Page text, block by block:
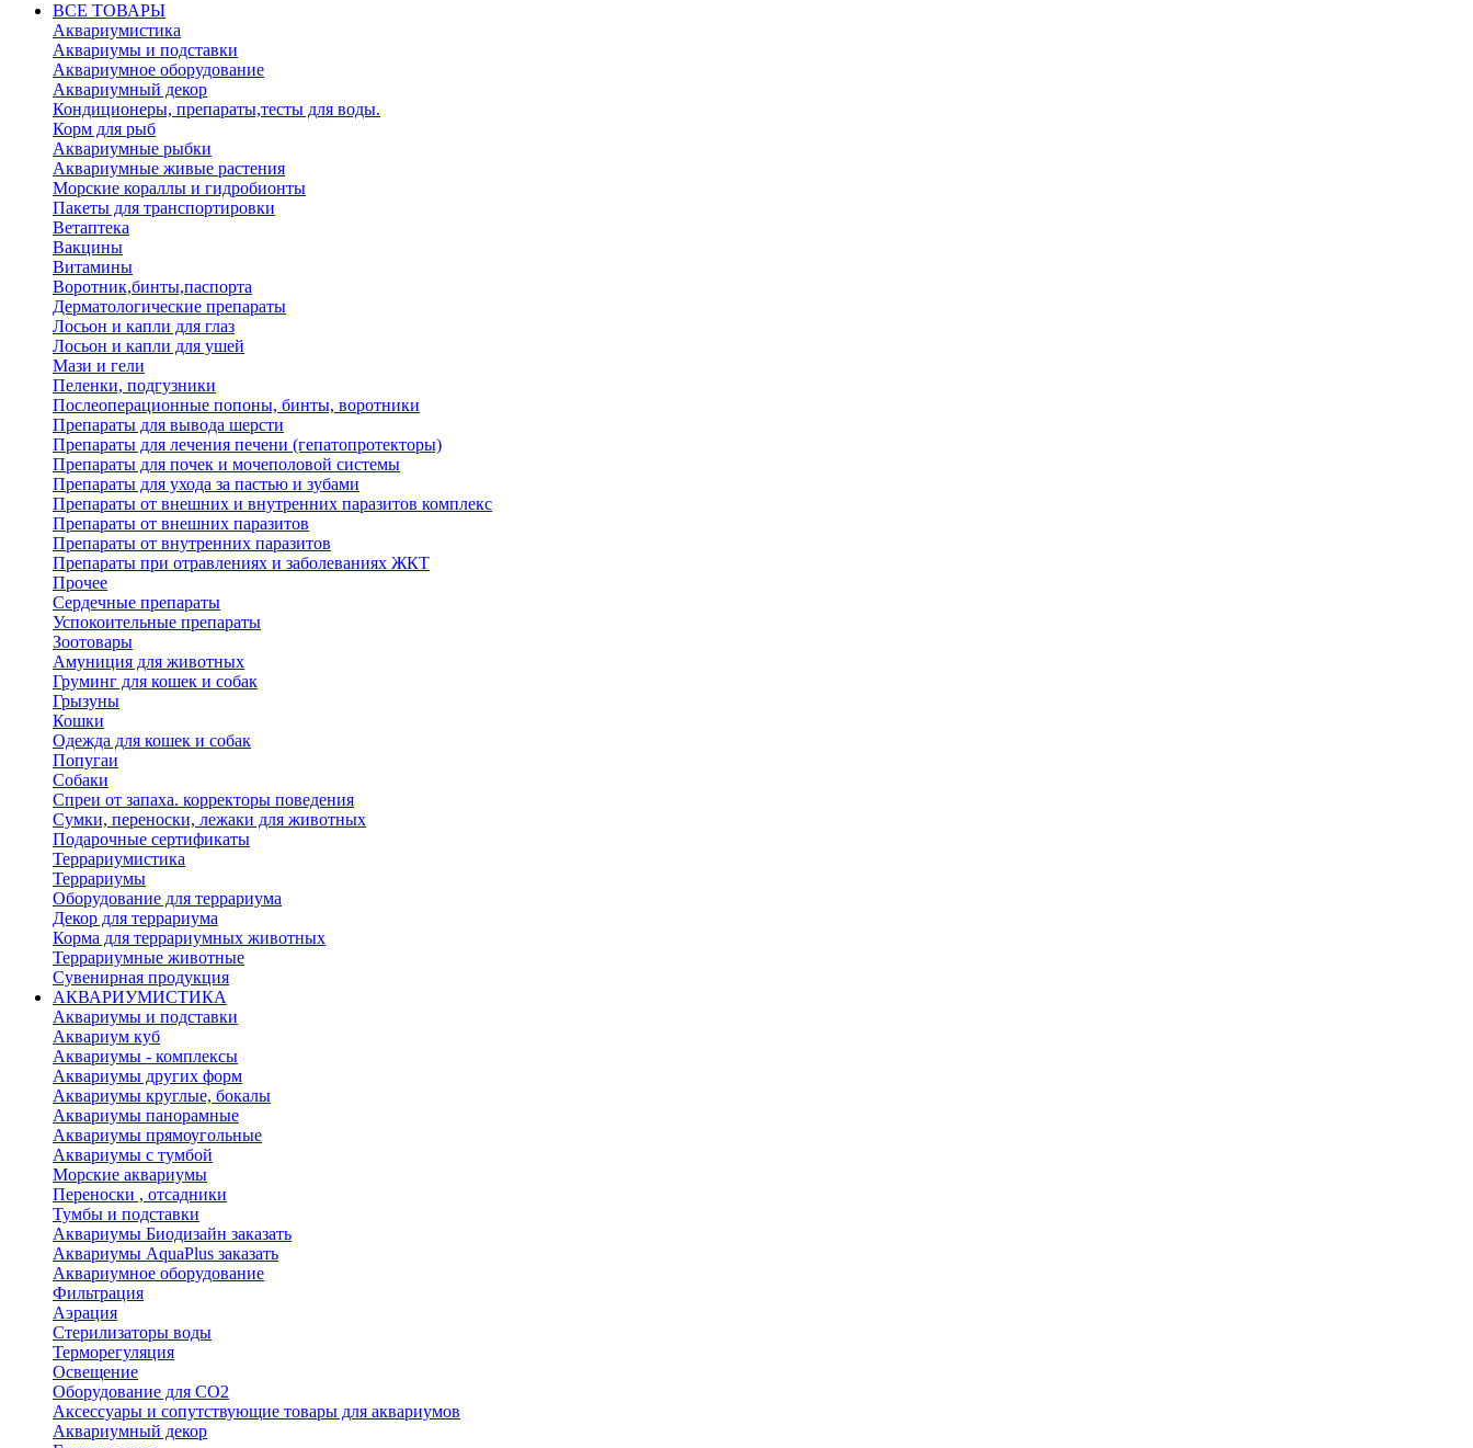
ВСЕ ТОВАРЫ
Аквариумистика
Аквариумы и подставки
Аквариумное оборудование
Аквариумный декор
Кондиционеры, препараты,тесты для воды.
Корм для рыб
Аквариумные рыбки
Аквариумные живые растения
Морские кораллы и гидробионты
Пакеты для транспортировки
Ветаптека
Вакцины
Витамины
Воротник,бинты,паспорта
Дерматологические препараты
Лосьон и капли для глаз
Лосьон и капли для ушей
Мази и гели
Пеленки, подгузники
Послеоперационные попоны, бинты, воротники
Препараты для вывода шерсти
Препараты для лечения печени (гепатопротекторы)
Препараты для почек и мочеполовой системы
Препараты для ухода за пастью и зубами
Препараты от внешних и внутренних паразитов комплекс
Препараты от внешних паразитов
Препараты от внутренних паразитов
Препараты при отравлениях и заболеваниях ЖКТ
Прочее
Сердечные препараты
Успокоительные препараты
Зоотовары
Амуниция для животных
Груминг для кошек и собак
Грызуны
Кошки
Одежда для кошек и собак
Попугаи
Собаки
Спреи от запаха. корректоры поведения
Сумки, переноски, лежаки для животных
Подарочные сертификаты
Террариумистика
Террариумы
Оборудование для террариума
Декор для террариума
Корма для террариумных животных
Террариумные животные
Сувенирная продукция
АКВАРИУМИСТИКА
Аквариумы и подставки
Аквариум куб
Аквариумы - комплексы
Аквариумы других форм
Аквариумы круглые, бокалы
Аквариумы панорамные
Аквариумы прямоугольные
Аквариумы с тумбой
Морские аквариумы
Переноски , отсадники
Тумбы и подставки
Аквариумы Биодизайн заказать
Аквариумы AquaPlus заказать
Аквариумное оборудование
Фильтрация
Аэрация
Стерилизаторы воды
Терморегуляция
Освещение
Оборудование для CO2
Аксессуары и сопутствующие товары для аквариумов
Аквариумный декор